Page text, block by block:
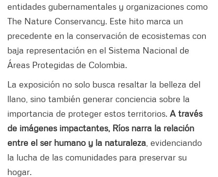
entidades gubernamentales y organizaciones como
The Nature Conservancy. Este hito marca un
precedente en la conservación de ecosistemas con
baja representación en el Sistema Nacional de
Áreas Protegidas de Colombia.
La exposición no solo busca resaltar la belleza del
llano, sino también generar conciencia sobre la
importancia de proteger estos territorios. A través
de imágenes impactantes, Ríos narra la relación
entre el ser humano y la naturaleza , evidenciando
la lucha de las comunidades para preservar su
hogar.